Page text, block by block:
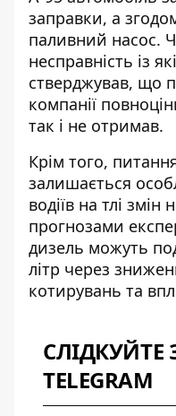
заправки, а
паливний насос.
несправність із
стверджував, що
компанії
так і не отримав.
Крім того,
залишається
водіїв на тлі
прогнозами
дизель можуть
літр через
котирувань та
TELEGRAM